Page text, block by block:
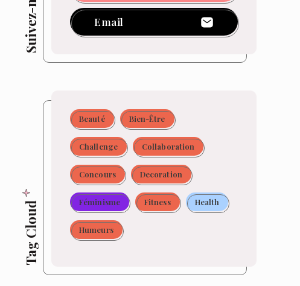
Email
Tag Cloud
Beauté Bien-Être
Challenge Collaboration
Concours Decoration
Féminisme Fitness Health
Humeurs